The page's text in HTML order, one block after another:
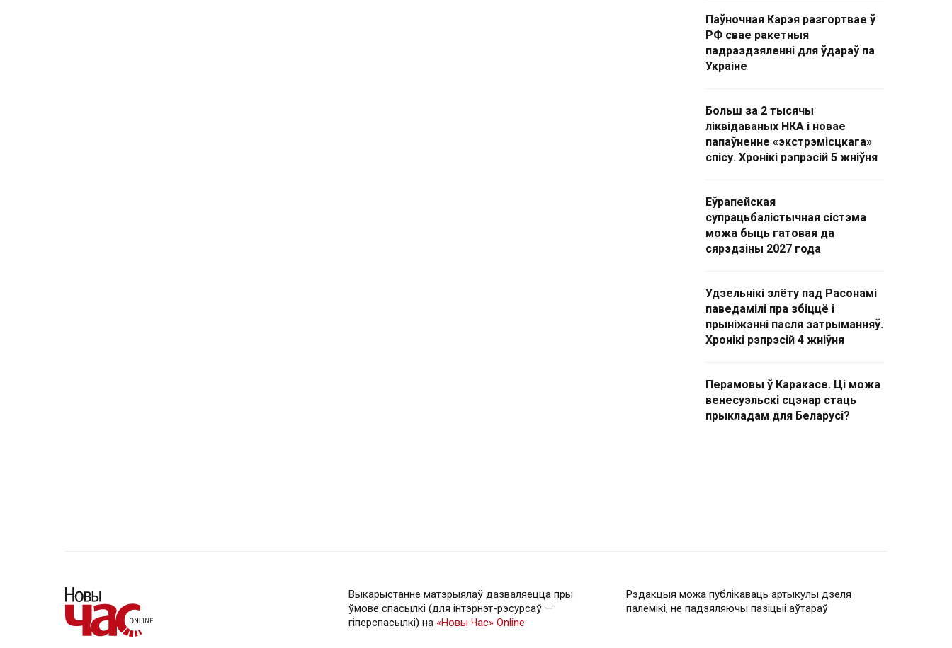
Паўночная Карэя разгортвае ў
РФ свае ракетныя
падраздзяленні для ўдараў па
Украіне
Больш за 2 тысячы
ліквідаваных НКА і новае
папаўненне «экстрэмісцкага»
спісу. Хронікі рэпрэсій 5 жніўня
Еўрапейская
супрацьбалістычная сістэма
можа быць гатовая да
сярэдзіны 2027 года
Удзельнікі злёту пад Расонамі
паведамілі пра збіццё і
прыніжэнні пасля затрыманняў.
Хронікі рэпрэсій 4 жніўня
Перамовы ў Каракасе. Ці можа
венесуэльскі сцэнар стаць
прыкладам для Беларусі?
Выкарыстанне матэрыялаў дазваляецца пры
ўмове спасылкі (для інтэрнэт-рэсурсаў —
гiперспасылкi) на «Новы Час» Online
Рэдакцыя можа публікаваць артыкулы дзеля
палемікі, не падзяляючы пазіцыі аўтараў